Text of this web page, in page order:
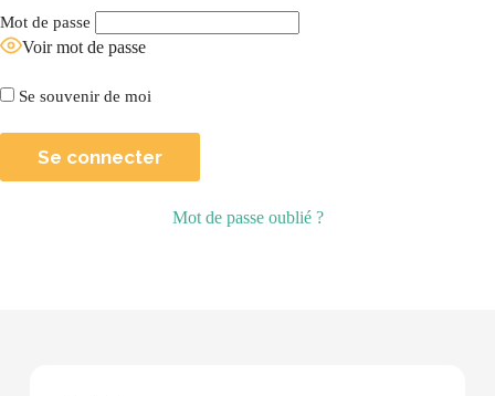
Mot de passe
Voir mot de passe
Se souvenir de moi
Mot de passe oublié ?